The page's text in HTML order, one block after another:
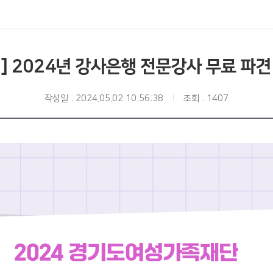
2024년 강사은행 전문강사 무료 파
작성일 : 2024.05.02 10:56:38 조회 : 1407